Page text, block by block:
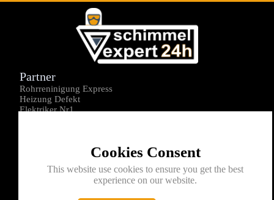
Cookies Consent
This website use cookies to ensure you get the best
experience on our website.
Partner
Rohrreninigung Express
Heizung Defekt
Elektriker Nr1
Kontakt